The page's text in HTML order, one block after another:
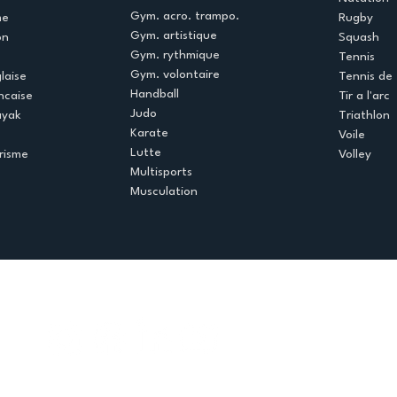
Gym. acro. trampo.
Gym. artistique
Gym. rythmique
Gym. volontaire
Handball
Judo
Karate
Lutte
Multisports
Musculation
Rugby
Squash
Tennis
Tennis de
Tir a l'arc
Triathlon
Voile
Volley